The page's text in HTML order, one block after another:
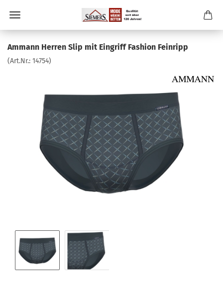
Ammann Herren Slip mit Eingriff Fashion Feinripp
(Art.Nr.: 14754)